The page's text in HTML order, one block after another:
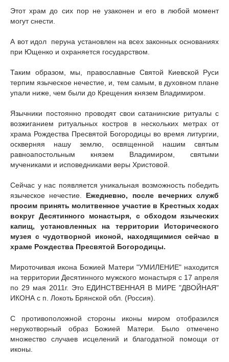
Этот храм до сих пор не узаконен и его в любой момент
могут снести.
А вот идол перуна установлен на всех законных основаниях
при Ющенко и охраняется государством.
Таким образом, мы, православные Святой Киевской Руси
терпим языческое нечестие, и, тем самым, в духовном плане
упали ниже, чем были до Крещения князем Владимиром.
Язычники постоянно проводят свои сатанинские ритуалы с
возжиганием ритуальных костров в нескольких метрах от
храма Рождества Пресвятой Богородицы во время литургии,
оскверняя нашу землю, освященной нашим святым
равноапостольным князем Владимиром, святыми
мучениками и исповедниками веры Христовой.
Сейчас у нас появляется уникальная возможность победить
языческое нечестие. Ежедневно, после вечерних служб
просим принять молитвенное участие в Крестных ходах
вокруг Десятинного монастыря, с обходом языческих
капищ, установленных на территории Исторического
музея с чудотворной иконой, находящимися сейчас в
храме Рождества Пресвятой Богородицы.
Мироточивая икона Божией Матери "УМИЛЕНИЕ" находится
на территории Десятинного мужского монастыря с 17 апреля
по 29 мая 2011г. Это ЕДИНСТВЕННАЯ В МИРЕ "ДВОЙНАЯ"
ИКОНА с п. Локоть Брянской обл. (Россия).
С противоположной стороны иконы миром отобразился
нерукотворный образ Божией Матери. Было отмечено
множество случаев исцелений и благодатной помощи от
иконы.